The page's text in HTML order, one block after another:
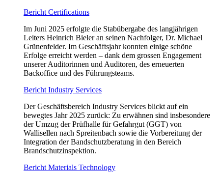
Bericht Certifications
Im Juni 2025 erfolgte die Stabübergabe des langjährigen
Leiters Heinrich Bieler an seinen Nachfolger, Dr. Michael
Grünenfelder. Im Geschäftsjahr konnten einige schöne
Erfolge erreicht werden – dank dem grossen Engagement
unserer Auditorinnen und Auditoren, des erneuerten
Backoffice und des Führungsteams.
Bericht Industry Services
Der Geschäftsbereich Industry Services blickt auf ein
bewegtes Jahr 2025 zurück: Zu erwähnen sind insbesondere
der Umzug der Prüfhalle für Gefahrgut (GGT) von
Wallisellen nach Spreitenbach sowie die Vorbereitung der
Integration der Bandschutzberatung in den Bereich
Brandschutzinspektion.
Bericht Materials Technology